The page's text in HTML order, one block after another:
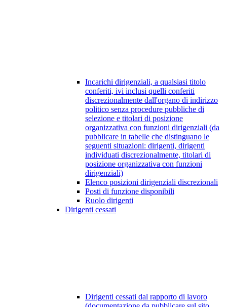
Incarichi dirigenziali, a qualsiasi titolo
conferiti, ivi inclusi quelli conferiti
discrezionalmente dall'organo di indirizzo
politico senza procedure pubbliche di
selezione e titolari di posizione
organizzativa con funzioni dirigenziali (da
pubblicare in tabelle che distinguano le
seguenti situazioni: dirigenti, dirigenti
individuati discrezionalmente, titolari di
posizione organizzativa con funzioni
dirigenziali)
Elenco posizioni dirigenziali discrezionali
Posti di funzione disponibili
Ruolo dirigenti
Dirigenti cessati
Dirigenti cessati dal rapporto di lavoro